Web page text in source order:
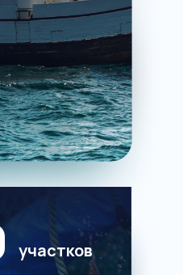
участков